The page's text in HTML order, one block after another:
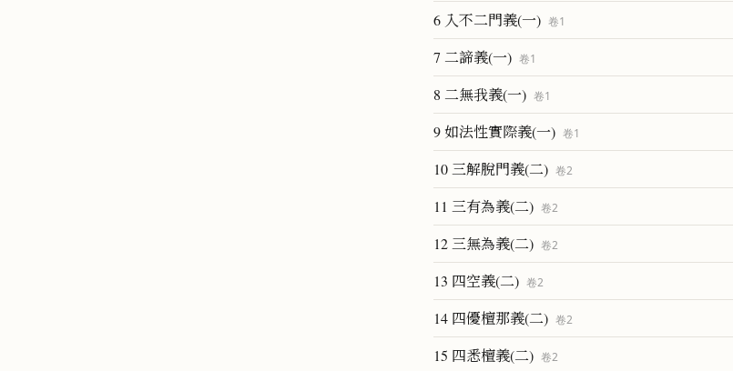
6 入不二門義(一) 卷1
7 二諦義(一) 卷1
8 二無我義(一) 卷1
9 如法性實際義(一) 卷1
10 三解脫門義(二) 卷2
11 三有為義(二) 卷2
12 三無為義(二) 卷2
13 四空義(二) 卷2
14 四優檀那義(二) 卷2
15 四悉檀義(二) 卷2